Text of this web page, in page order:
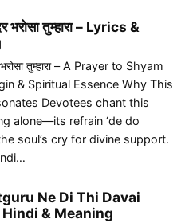
भरोसा तुम्हारा – Lyrics &
तुम्हारा – A Prayer to Shyam
& Spiritual Essence Why This
Devotees chant this
alone—its refrain ‘de do
soul’s cry for divine support.
Ne Di Thi Davai
& Meaning